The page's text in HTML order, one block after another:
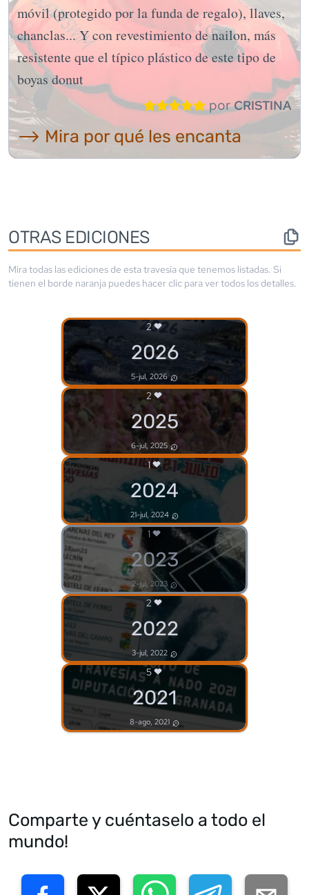
móvil (protegido por la funda de regalo), llaves,
chanclas... Y con revestimiento de nailon, más
resistente que el típico plástico de este tipo de
boyas donut
porCRISTINA
⟶ Mira por qué les encanta
OTRAS EDICIONES
Mira todas las ediciones de esta travesía que tenemos listadas. Si
tienen el borde naranja puedes hacer clic para ver todos los detalles.
2
2026
5-jul, 2026
2
2025
6-jul, 2025
1
2024
21-jul, 2024
1
2023
2-jul, 2023
2
2022
3-jul, 2022
5
2021
8-ago, 2021
Comparte y cuéntaselo a todo el
mundo!